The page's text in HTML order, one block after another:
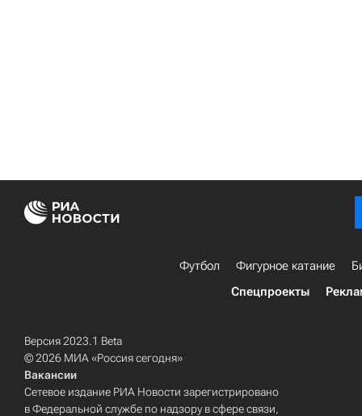
Футбол Фигурное катание
Спецпроекты
Версия 2023.1 Beta
© 2026 МИА «Россия сегодня»
Вакансии
Сетевое издание РИА Новости зарегистрировано
в Федеральной службе по надзору в сфере связи,